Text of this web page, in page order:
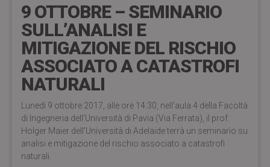
9 OTTOBRE – SEMINARIO
SULL’ANALISI E
MITIGAZIONE DEL RISCHIO
ASSOCIATO A CATASTROFI
NATURALI
Lunedì 9 ottobre 2017, alle ore 14.30, nell’aula 4 della Facoltà
di Ingegneria dell’Università di Pavia (Via Ferrata), il prof.
Holger Maier dell’Università di Adelaide terrà un seminario su
analisi e mitigazione del rischio associato a catastrofi
naturali.